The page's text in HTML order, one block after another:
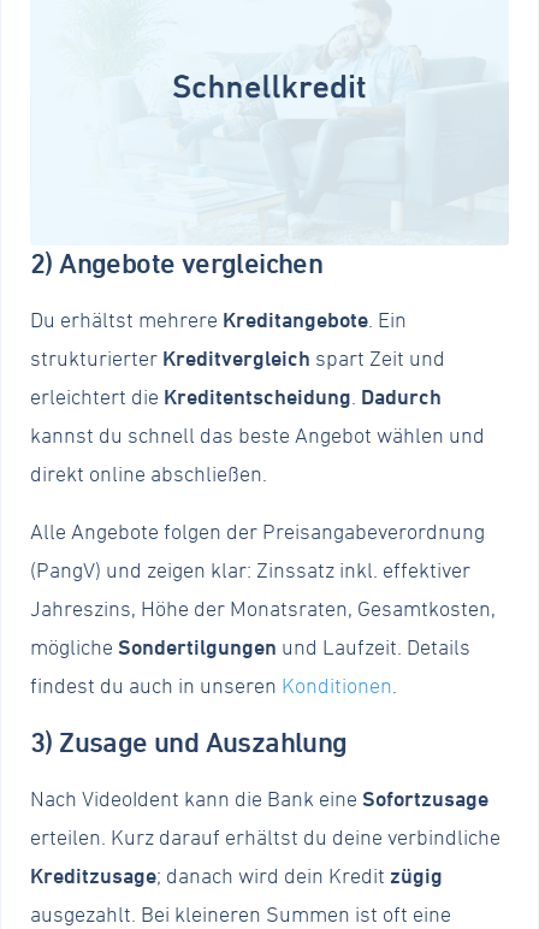
2) Angebote vergleichen
Du erhältst mehrere Kreditangebote. Ein
strukturierter Kreditvergleich spart Zeit und
erleichtert die Kreditentscheidung. Dadurch
kannst du schnell das beste Angebot wählen und
direkt online abschließen.
Alle Angebote folgen der Preisangabeverordnung
(PangV) und zeigen klar: Zinssatz inkl. effektiver
Jahreszins, Höhe der Monatsraten, Gesamtkosten,
mögliche Sondertilgungen und Laufzeit. Details
findest du auch in unseren Konditionen.
3) Zusage und Auszahlung
Nach VideoIdent kann die Bank eine Sofortzusage
erteilen. Kurz darauf erhältst du deine verbindliche
Kreditzusage; danach wird dein Kredit zügig
ausgezahlt. Bei kleineren Summen ist oft eine